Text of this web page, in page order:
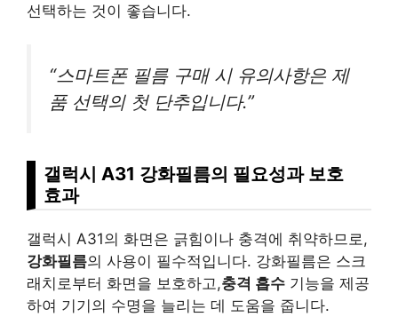
선택하는 것이 좋습니다.
“스마트폰 필름 구매 시 유의사항은 제
품 선택의 첫 단추입니다.”
갤럭시 A31 강화필름의 필요성과 보호
효과
갤럭시 A31의 화면은 긁힘이나 충격에 취약하므로,
강화필름의 사용이 필수적입니다. 강화필름은 스크
래치로부터 화면을 보호하고,충격 흡수 기능을 제공
하여 기기의 수명을 늘리는 데 도움을 줍니다.